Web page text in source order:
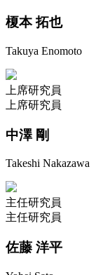
榎本 拓也
Takuya Enomoto
上席研究員
上席研究員
中澤 剛
Takeshi Nakazawa
主任研究員
主任研究員
佐藤 洋平